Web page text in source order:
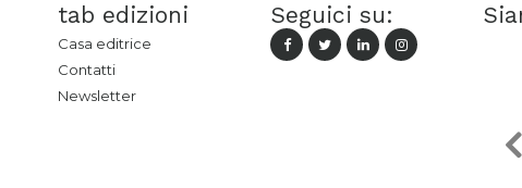
tab edizioni
Casa editrice
Contatti
Newsletter
Seguici su: